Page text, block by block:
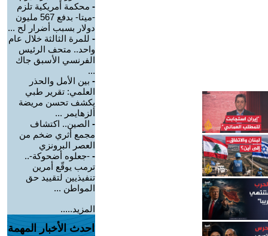
- محكمة أمريكية تلزم
-ميتا- بدفع 567 مليون
دولار بسبب أضرار لح ...
- للمرة الثالثة خلال عام
واحد.. متحف الرئيس
الفرنسي الأسبق جاك
...
- بين الأمل والحذر
العلمي: تقرير طبي
يكشف تحسن مريضة
ألزهايمر ...
- الصين.. اكتشاف
مجمع أثري ضخم من
العصر البرونزي
- -جعلوه أضحوكة-..
ترمب يوقّع أمرين
تنفيذيين لتقييد حق
المواطن ...
المزيد.....
احدث الأخبار المهمة